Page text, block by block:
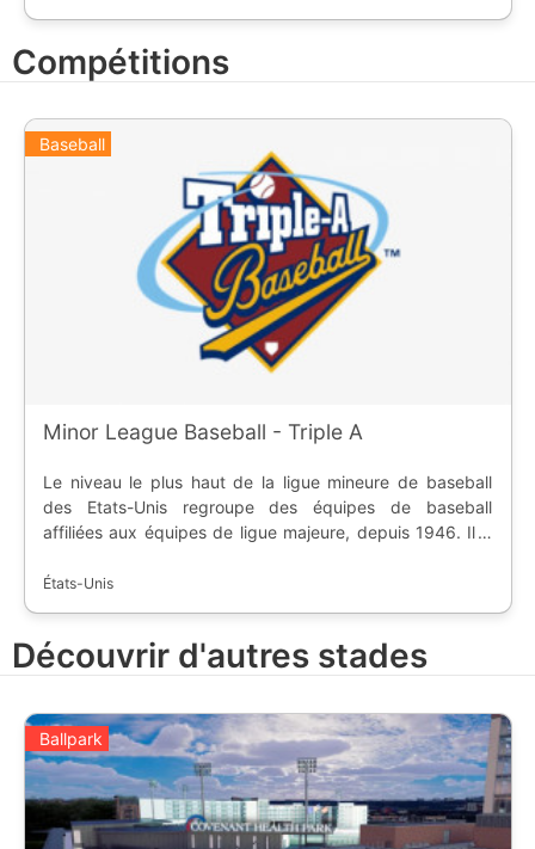
Compétitions
Baseball
Minor League Baseball - Triple A
Le niveau le plus haut de la ligue mineure de baseball
des Etats-Unis regroupe des équipes de baseball
affiliées aux équipes de ligue majeure, depuis 1946. Il a
des ligues, en ajoutant un nouveau niveau. Les meilleurs
États-Unis
Découvrir d'autres stades
Ballpark